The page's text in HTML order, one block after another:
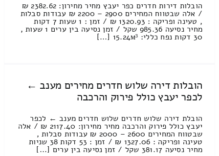
הובלות דירות חדרים כפר יעבץ מחיר מחירון: 2382.62 ₪
/ אלה שבטווח המחירים 2900 – 2200 ₪ עבודות סבלות
, טעינה ופריקה : 1320.93 ₪ / זמן : 1 שעות 7 דקות
מחיר נסיעה 985.36 שקל / זמן נסיעה בין ערים 1 שעות ,
30 דקות נפח כללי: 15.24м³ [...]
הובלות דירה שלוש חדרים מחירים מענב ←
לכפר יעבץ כולל פירוק והרכבה
הובלת דירה שלוש חדרים שלוש חדרים מענב ← לכפר
יעבץ כולל פירוק והרכבה מחיר מחירון: 2117.40 ₪ / אלה
שבטווח המחירים 2600 – 2000 ₪ עבודות סבלות ,
טעינה ופריקה : 1327.06 ₪ / זמן : 53 דקות 38 שניות
מחיר נסיעה 381.17 שקל / זמן נסיעה בין ערים [...]